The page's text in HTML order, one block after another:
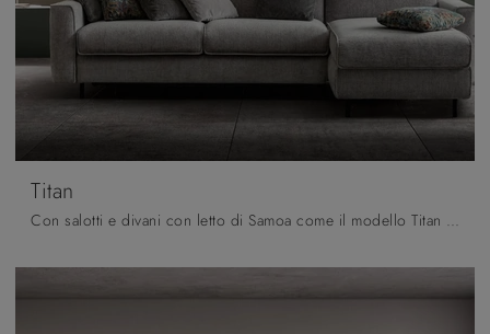
Titan
Con salotti e divani con letto di Samoa come il modello Titan in tessuto, potrai completare il tuo progetto d'arredo.